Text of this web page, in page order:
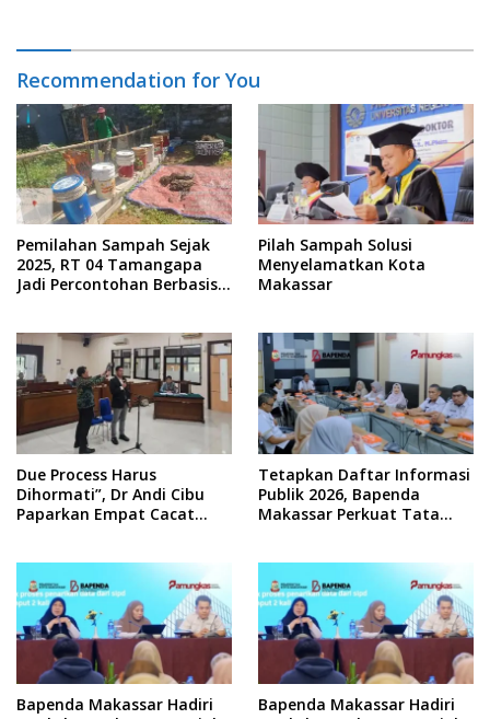
Recommendation for You
Pemilahan Sampah Sejak
2025, RT 04 Tamangapa
Jadi Percontohan Berbasis
Pilah Sampah Solusi
Menyelamatkan Kota
Makassar
Due Process Harus
Dihormati”, Dr Andi Cibu
Paparkan Empat Cacat
Tetapkan Daftar Informasi
Publik 2026, Bapenda
Makassar Perkuat Tata
Bapenda Makassar Hadiri
Bapenda Makassar Hadiri